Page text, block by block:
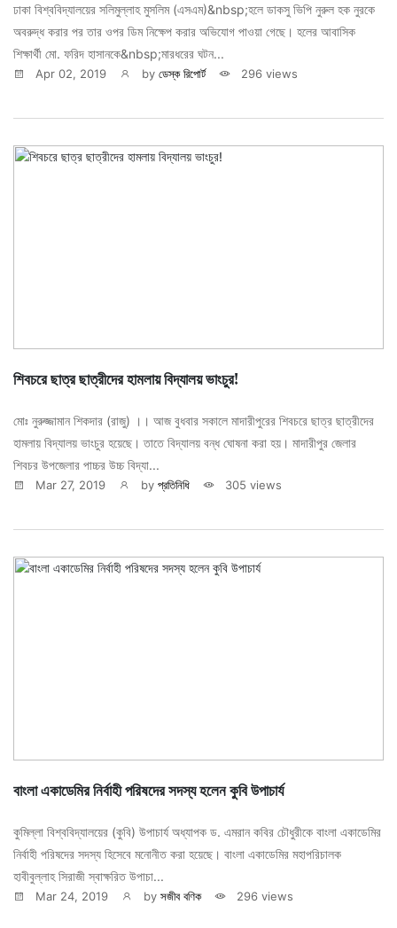
ঢাকা বিশ্ববিদ্যালয়ের সলিমুল্লাহ মুসলিম (এসএম)&nbsp;হলে ডাকসু ভিপি নুরুল হক নুরকে
অবরুদ্ধ করার পর তার ওপর ডিম নিক্ষেপ করার অভিযোগ পাওয়া গেছে। হলের আবাসিক
শিক্ষার্থী মো. ফরিদ হাসানকে&nbsp;মারধরের ঘটন...
Apr 02, 2019 by ডেস্ক রিপোর্ট 296 views
শিবচরে ছাত্র ছাত্রীদের হামলায় বিদ্যালয় ভাংচুর!
মোঃ নুরুজ্জামান শিকদার (রাজু) ।। আজ বুধবার সকালে মাদারীপুরের শিবচরে ছাত্র ছাত্রীদের
হামলায় বিদ্যালয় ভাংচুর হয়েছে। তাতে বিদ্যালয় বন্ধ ঘোষনা করা হয়। মাদারীপুর জেলার
শিবচর উপজেলার পাচ্চর উচ্চ বিদ্যা...
Mar 27, 2019 by প্রতিনিধি 305 views
বাংলা একাডেমির নির্বাহী পরিষদের সদস্য হলেন কুবি উপাচার্য
কুমিল্লা বিশ্ববিদ্যালয়ের (কুবি) উপাচার্য অধ্যাপক ড. এমরান কবির চৌধুরীকে বাংলা একাডেমির
নির্বাহী পরিষদের সদস্য হিসেবে মনোনীত করা হয়েছে। বাংলা একাডেমির মহাপরিচালক
হাবীবুল্লাহ সিরাজী স্বাক্ষরিত উপাচা...
Mar 24, 2019 by সজীব বণিক 296 views